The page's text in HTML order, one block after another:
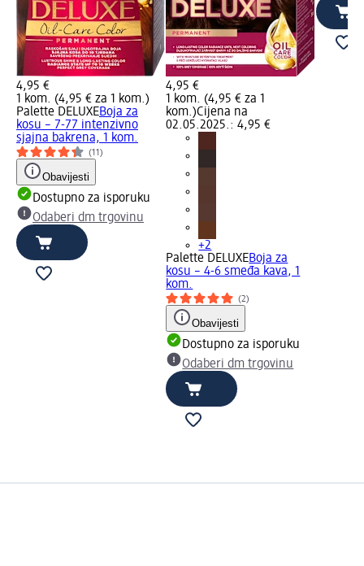
4,95 €
1 kom. (4,95 € za 1 kom.)
Palette DELUXEBoja za
kosu – 7-77 intenzivno
sjajna bakrena, 1 kom.
(11)
Obavijesti
Dostupno za isporuku
Odaberi dm trgovinu
4,95 €
1 kom. (4,95 € za 1
kom.)Cijena na
02.05.2025.: 4,95 €
+2
Palette DELUXEBoja za
kosu – 4-6 smeđa kava, 1
kom.
(2)
Obavijesti
Dostupno za isporuku
Odaberi dm trgovinu